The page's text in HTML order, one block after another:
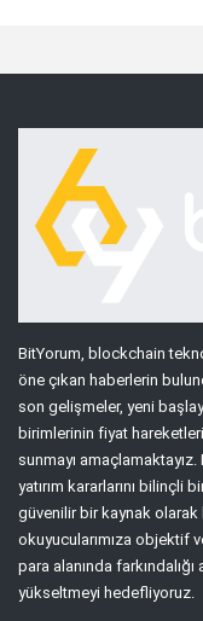
BitYorum, blockchain
öne çıkan haberlerin
son gelişmeler, yeni
birimlerinin fiyat
sunmayı
yatırım kararlarını bilinçli
güvenilir bir kaynak olarak
okuyucularımıza objektif
para alanında
yükseltmeyi hedefliyoruz.